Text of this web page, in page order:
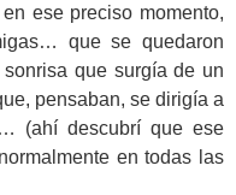
ese preciso momento,
que se quedaron
que surgía de un
pensaban, se dirigía a
(ahí descubrí que ese
en todas las